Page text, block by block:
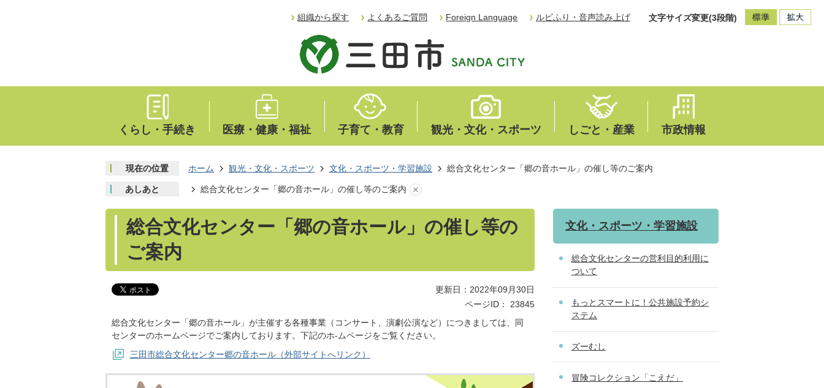
組織から探す よくあるご質問 Foreign Language ルビふり・音声読み上げ 文字サイズ変更(3段階)
くらし・手続き 医療・健康・福祉 子育て・教育 観光・文化・スポーツ しごと・産業 市政情報
現在の位置 ホーム 観光・文化・スポーツ 文化・スポーツ・学習施設 総合文化センター「郷の音ホール」の催し等のご案内
あしあと 総合文化センター「郷の音ホール」の催し等のご案内
総合文化センター「郷の音ホール」の催し等の
ご案内
更新日：2022年09月30日
ページID：
23845
総合文化センター「郷の音ホール」が主催する各種事業（コンサート、演劇公演など）につきましては、同
センターのホームページでご案内しております。下記のホ-ムページをご覧ください。
三田市総合文化センター郷の音ホール（外部サイトへリンク）
文化・スポーツ・学習施設
総合文化センターの営利目的利用に
ついて
もっとスマートに！公共施設予約シ
ステム
ズーむし
冒険コレクション「こえだ」